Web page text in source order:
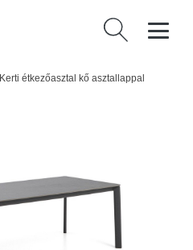
Keresés:
Kerti étkezőasztal kő asztallappal